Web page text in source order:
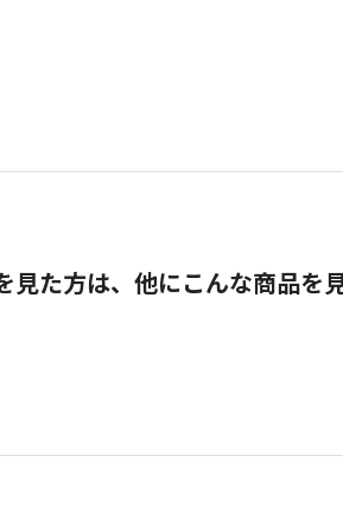
見た方は、他にこんな商品を